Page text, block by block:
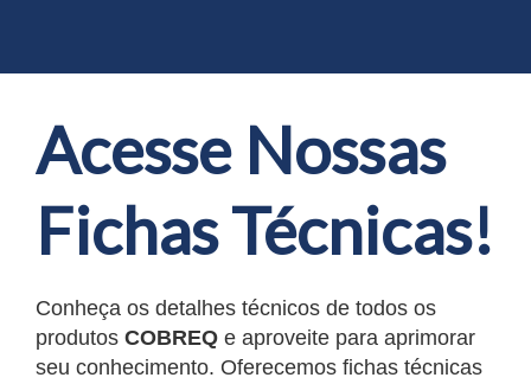
Acesse Nossas
Fichas Técnicas!
Conheça os detalhes técnicos de todos os
produtos COBREQ e aproveite para aprimorar
seu conhecimento. Oferecemos fichas técnicas